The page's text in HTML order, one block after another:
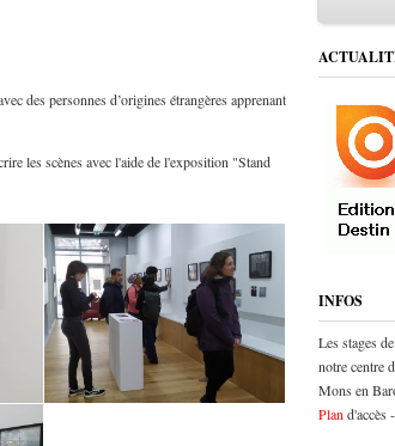
des personnes d’origines étrangères apprenant
les scènes avec l'aide de l'exposition "Stand
INFOS
Les stages
notre centre
Mons en
Plan d'accès